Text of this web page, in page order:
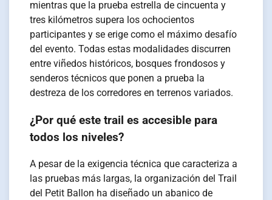
mientras que la prueba estrella de cincuenta y
tres kilómetros supera los ochocientos
participantes y se erige como el máximo desafío
del evento. Todas estas modalidades discurren
entre viñedos históricos, bosques frondosos y
senderos técnicos que ponen a prueba la
destreza de los corredores en terrenos variados.
¿Por qué este trail es accesible para
todos los niveles?
A pesar de la exigencia técnica que caracteriza a
las pruebas más largas, la organización del Trail
del Petit Ballon ha diseñado un abanico de